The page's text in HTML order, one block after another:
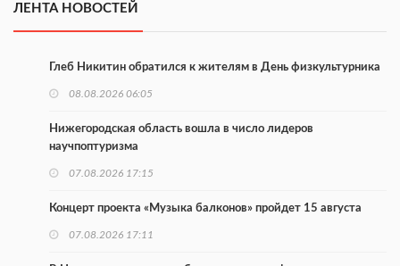
ЛЕНТА НОВОСТЕЙ
Глеб Никитин обратился к жителям в День физкультурника
08.08.2026 06:05
Нижегородская область вошла в число лидеров
научпоптуризма
07.08.2026 17:15
Концерт проекта «Музыка балконов» пройдет 15 августа
07.08.2026 17:11